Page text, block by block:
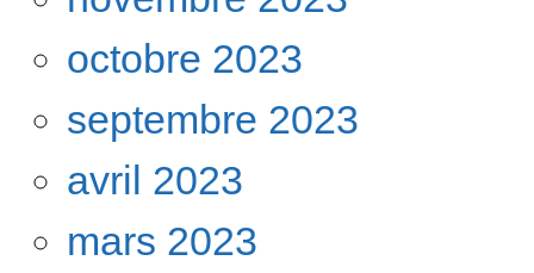
octobre 2023
septembre 2023
avril 2023
mars 2023